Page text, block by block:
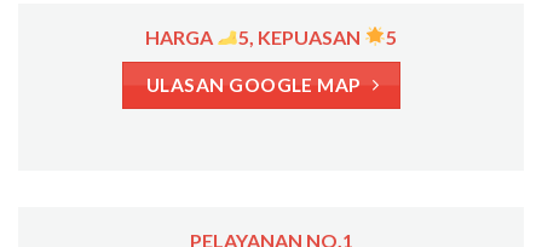
HARGA 5, KEPUASAN 5
ULASAN GOOGLE MAP
PELAYANAN NO.1